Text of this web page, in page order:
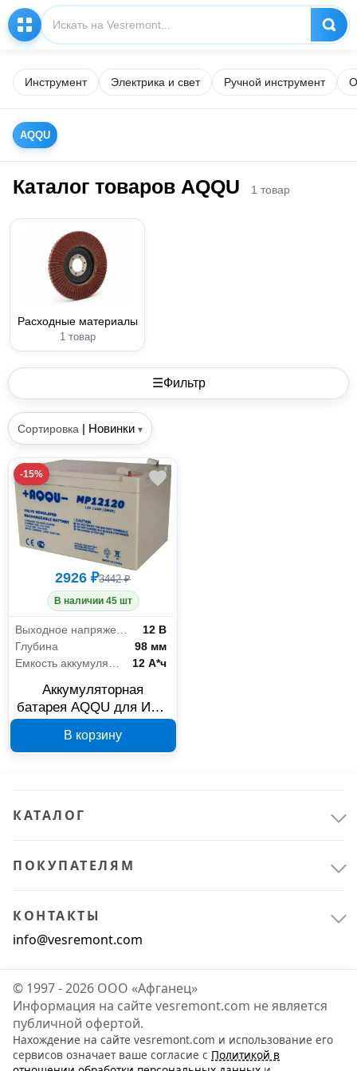
Инструмент Электрика и свет Ручной инструмент
AQQU
Каталог товаров AQQU 1 товар
Расходные материалы
1 товар
☰Фильтр
Сортировка | Новинки ▾
-15%
2926 ₽3442 ₽
В наличии 45 шт
12 В
Глубина
98 мм
12 А*ч
Аккумуляторная
батарея AQQU для ИБП
40203255
В корзину
КАТАЛОГ
ПОКУПАТЕЛЯМ
КОНТАКТЫ
info@vesremont.com
© 1997 - 2026 ООО «Афганец»
Информация на сайте vesremont.com не является
публичной офертой.
Нахождение на сайте vesremont.com и использование его
сервисов означает ваше согласие с Политикой в